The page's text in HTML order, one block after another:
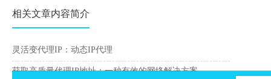
相关文章内容简介
灵活变代理IP：动态IP代理
获取高质量代理IP地址：一种有效的网络解决方案